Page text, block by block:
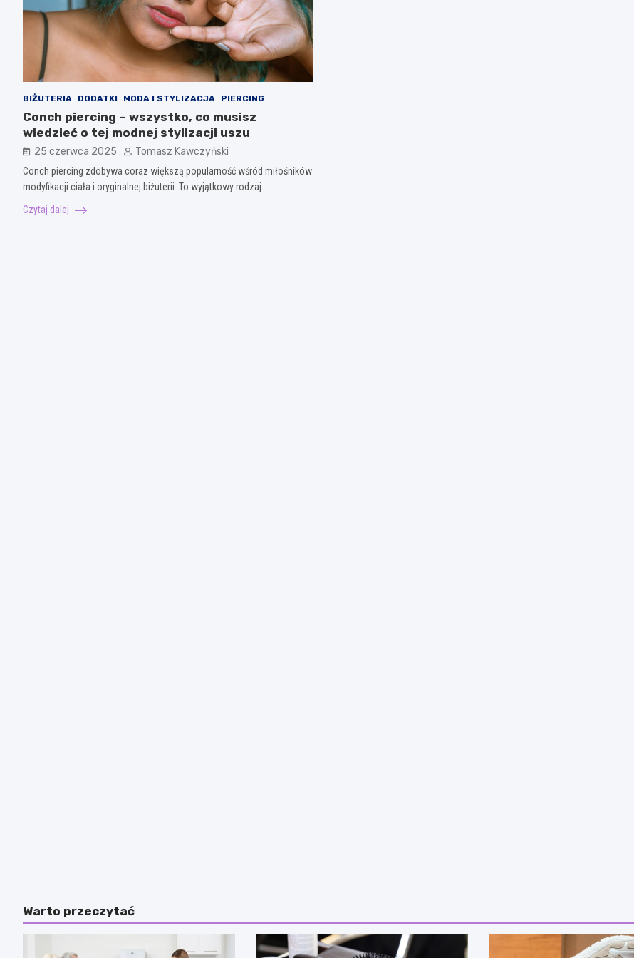
BIŻUTERIA DODATKI MODA I STYLIZACJA PIERCING
Conch piercing – wszystko, co musisz
wiedzieć o tej modnej stylizacji uszu
25 czerwca 2025 Tomasz Kawczyński
Conch piercing zdobywa coraz większą popularność wśród miłośników
modyfikacji ciała i oryginalnej biżuterii. To wyjątkowy rodzaj…
Czytaj dalej
Warto przeczytać